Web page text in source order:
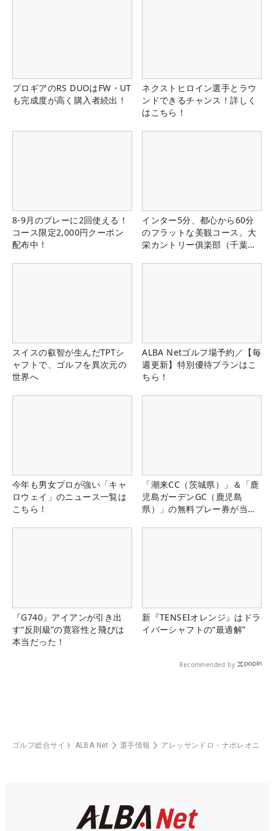
プロギアのRS DUOはFW・UT
も完成度が高く購入者続出！
ネクストヒロイン選手とラウ
ンドできるチャンス！詳しく
はこちら！
8-9月のプレーに2回使える！
コース限定2,000円クーポン
配布中！
インター5分、都心から60分
のフラットな美観コース。大
栄カントリー俱楽部（千葉
スイスの叡智が生んだTPTシ
ャフトで、ゴルフを異次元の
世界へ
ALBA Netゴルフ場予約／【毎
週更新】特別優待プランはこ
ちら！
今年も男女プロが強い「キャ
ロウェイ」のニュース一覧は
こちら！
「潮来CC（茨城県）」＆「鹿
児島ガーデンGC（鹿児島
県）」の無料プレー券が当た
『G740』アイアンが引き出
す“反則級”の寛容性と飛びは
本当だった！
新『TENSEIオレンジ』はドラ
イバーシャフトの“最適解”
Recommended by
ゴルフ総合サイト ALBA Net 選手情報 アレッサンドロ・ナポレオニ